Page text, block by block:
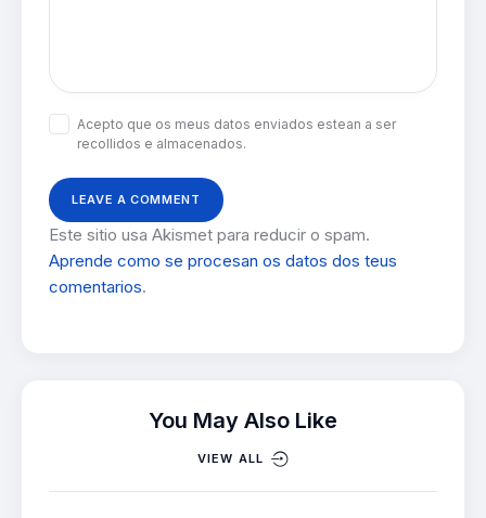
Acepto que os meus datos enviados estean a ser
recollidos e almacenados.
Este sitio usa Akismet para reducir o spam.
Aprende como se procesan os datos dos teus
comentarios.
You May Also Like
VIEW ALL